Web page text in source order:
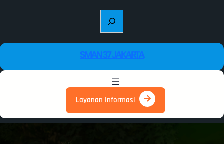
SMAN 37 JAKARTA
Layanan Informasi